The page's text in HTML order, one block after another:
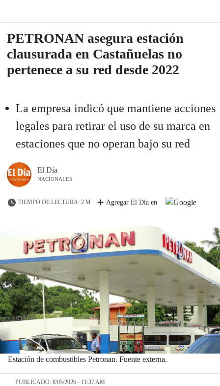
PETRONAN asegura estación
clausurada en Castañuelas no
pertenece a su red desde 2022
La empresa indicó que mantiene acciones
legales para retirar el uso de su marca en
estaciones que no operan bajo su red
El Día
NACIONALES
TIEMPO DE LECTURA: 2 M Agregar El Día en
Estación de combustibles Petronan. Fuente externa.
PUBLICADO: 8/05/2026 - 11:37 AM